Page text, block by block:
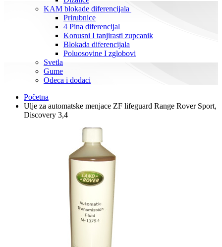
KAM blokade diferencijala
Prirubnice
4 Pina diferencijal
Konusni I tanjirasti zupcanik
Blokada diferencijala
Poluosovine I zglobovi
Svetla
Gume
Odeca i dodaci
Početna
Ulje za automatske menjace ZF lifeguard Range Rover Sport,
Discovery 3,4